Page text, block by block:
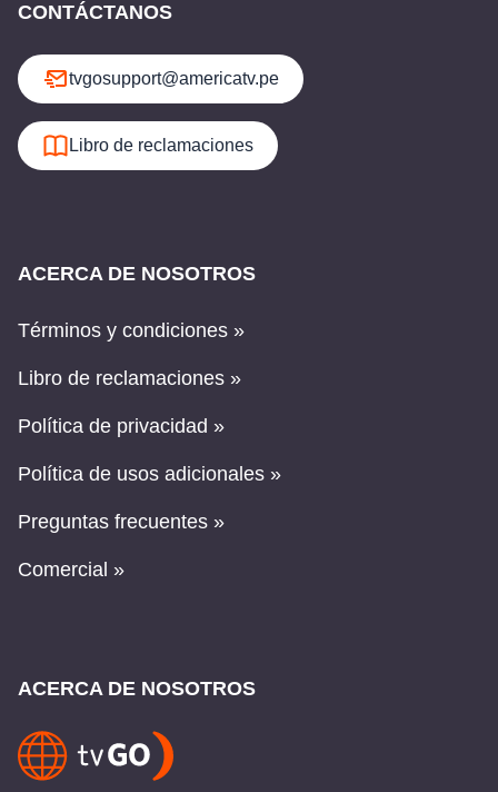
CONTÁCTANOS
tvgosupport@americatv.pe
Libro de reclamaciones
ACERCA DE NOSOTROS
Términos y condiciones »
Libro de reclamaciones »
Política de privacidad »
Política de usos adicionales »
Preguntas frecuentes »
Comercial »
ACERCA DE NOSOTROS